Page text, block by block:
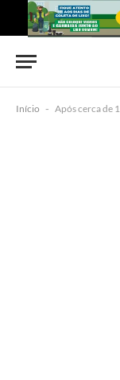
Início - Após cerca de 15